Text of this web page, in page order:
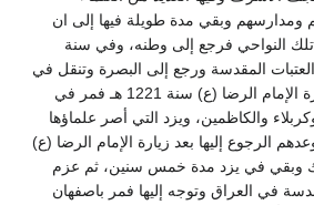
ومدارسهم وبقي مدة طويلة فيها إلى ان
النواحي فرجع إلى وطنه، وفي سنة
العتبات المقدسة ورجع إلى البصرة وتنقل في
نواحيها، ثم عزم على زيارة الإمام الرضا (ع) سنة 1221 هـ فمر في
والكاظمين، ويزد التي أصر علماؤها
الرجوع إليها بعد زيارة الإمام الرضا (ع)
وبقي في يزد مدة خمس سنين، ثم عزم
في العراق وتوجه إليها فمر باصفهان